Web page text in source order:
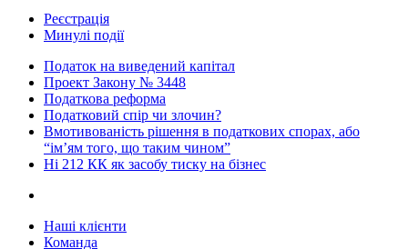
Реєстрація
Минулі події
Податок на виведений капітал
Проект Закону № 3448
Податкова реформа
Податковий спір чи злочин?
Вмотивованість рішення в податкових спорах, або
“ім’ям того, що таким чином”
Ні 212 КК як засобу тиску на бізнес
Наші клієнти
Команда